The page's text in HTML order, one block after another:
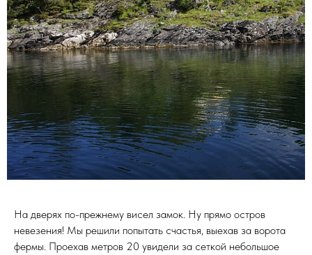
На дверях по-прежнему висел замок. Ну прямо остров
невезения! Мы решили попытать счастья, выехав за ворота
фермы. Проехав метров 20 увидели за сеткой небольшое